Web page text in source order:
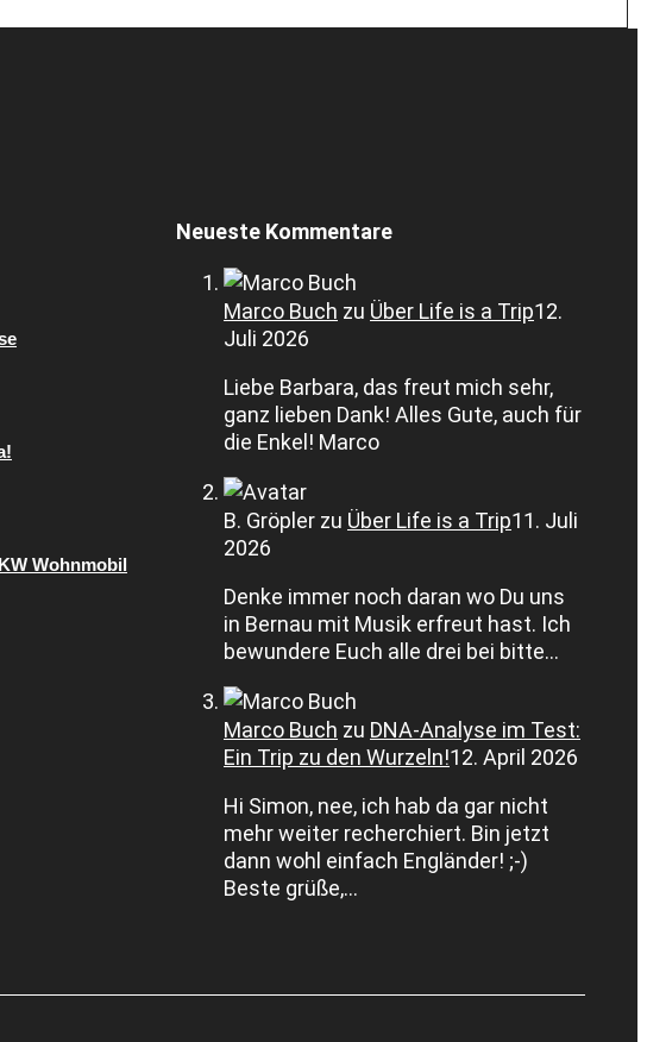
Wohnmobil
Neueste Kommentare
Marco Buch zu Über Life is a Trip12.
Juli 2026
Liebe Barbara, das freut mich sehr,
ganz lieben Dank! Alles Gute, auch für
die Enkel! Marco
B. Gröpler zu Über Life is a Trip11. Juli
2026
Denke immer noch daran wo Du uns
in Bernau mit Musik erfreut hast. Ich
bewundere Euch alle drei bei bitte…
Marco Buch zu DNA-Analyse im Test:
Ein Trip zu den Wurzeln!12. April 2026
Hi Simon, nee, ich hab da gar nicht
mehr weiter recherchiert. Bin jetzt
dann wohl einfach Engländer! ;-)
Beste grüße,…